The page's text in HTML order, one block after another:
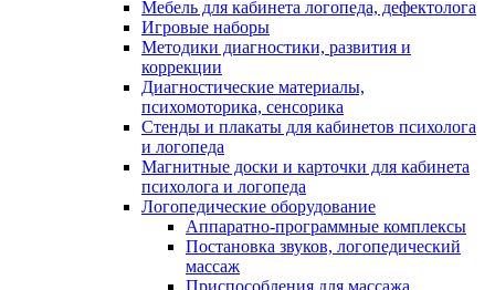
Мебель для кабинета логопеда, дефектолога
Игровые наборы
Методики диагностики, развития и
коррекции
Диагностические материалы,
психомоторика, сенсорика
Стенды и плакаты для кабинетов психолога
и логопеда
Магнитные доски и карточки для кабинета
психолога и логопеда
Логопедические оборудование
Аппаратно-программные комплексы
Постановка звуков, логопедический
массаж